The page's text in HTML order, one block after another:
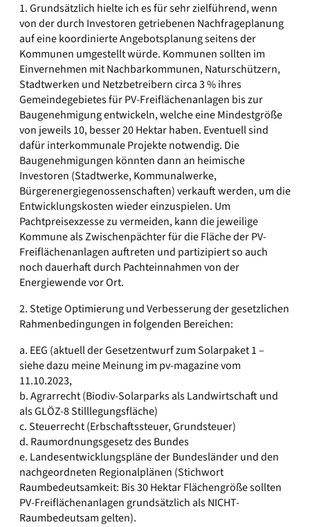
1. Grundsätzlich hielte ich es für sehr zielführend, wenn
von der durch Investoren getriebenen Nachfrageplanung
auf eine koordinierte Angebotsplanung seitens der
Kommunen umgestellt würde. Kommunen sollten im
Einvernehmen mit Nachbarkommunen, Naturschützern,
Stadtwerken und Netzbetreibern circa 3 % ihres
Gemeindegebietes für PV-Freiflächenanlagen bis zur
Baugenehmigung entwickeln, welche eine Mindestgröße
von jeweils 10, besser 20 Hektar haben. Eventuell sind
dafür interkommunale Projekte notwendig. Die
Baugenehmigungen könnten dann an heimische
Investoren (Stadtwerke, Kommunalwerke,
Bürgerenergiegenossenschaften) verkauft werden, um die
Entwicklungskosten wieder einzuspielen. Um
Pachtpreisexzesse zu vermeiden, kann die jeweilige
Kommune als Zwischenpächter für die Fläche der PV-
Freiflächenanlagen auftreten und partizipiert so auch
noch dauerhaft durch Pachteinnahmen von der
Energiewende vor Ort.
2. Stetige Optimierung und Verbesserung der gesetzlichen
Rahmenbedingungen in folgenden Bereichen:
a. EEG (aktuell der Gesetzentwurf zum Solarpaket 1 –
siehe dazu meine Meinung im pv-magazine vom
11.10.2023,
b. Agrarrecht (Biodiv-Solarparks als Landwirtschaft und
als GLÖZ-8 Stilllegungsfläche)
c. Steuerrecht (Erbschaftssteuer, Grundsteuer)
d. Raumordnungsgesetz des Bundes
e. Landesentwicklungspläne der Bundesländer und den
nachgeordneten Regionalplänen (Stichwort
Raumbedeutsamkeit: Bis 30 Hektar Flächengröße sollten
PV-Freiflächenanlagen grundsätzlich als NICHT-
Raumbedeutsam gelten).